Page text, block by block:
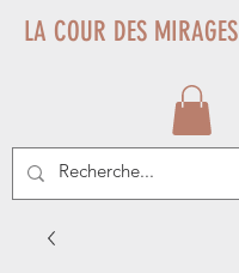
LA COUR DES MIRAGES